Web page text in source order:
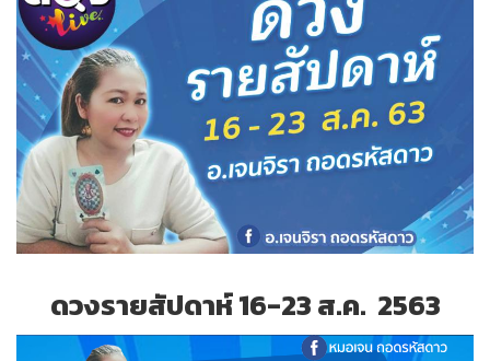
ดวงรายสัปดาห์ 16-23 ส.ค. 2563